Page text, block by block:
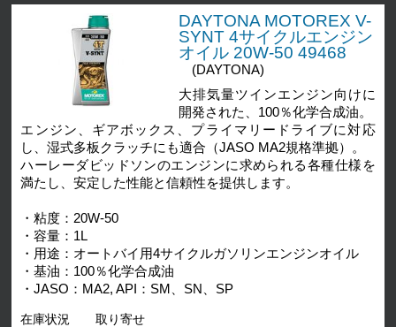
DAYTONA MOTOREX V-
SYNT 4サイクルエンジン
オイル 20W-50 49468
(DAYTONA)
大排気量ツインエンジン向けに
開発された、100％化学合成油。
エンジン、ギアボックス、プライマリードライブに対応
し、湿式多板クラッチにも適合（JASO MA2規格準拠）。
ハーレーダビッドソンのエンジンに求められる各種仕様を
満たし、安定した性能と信頼性を提供します。
・粘度：20W-50
・容量：1L
・用途：オートバイ用4サイクルガソリンエンジンオイル
・基油：100％化学合成油
・JASO：MA2, API：SM、SN、SP
在庫状況 取り寄せ